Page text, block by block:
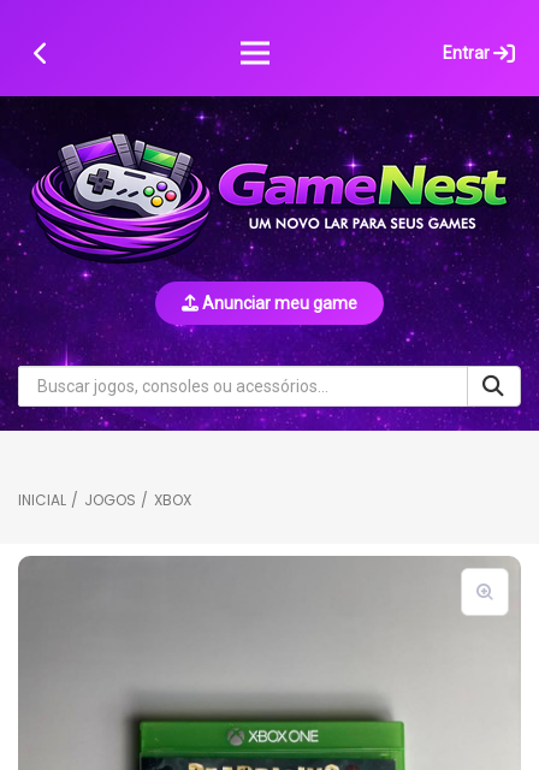
Entrar
Anunciar meu game
INICIAL / JOGOS / XBOX